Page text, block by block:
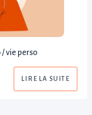
/ vie perso
LIRE LA SUITE